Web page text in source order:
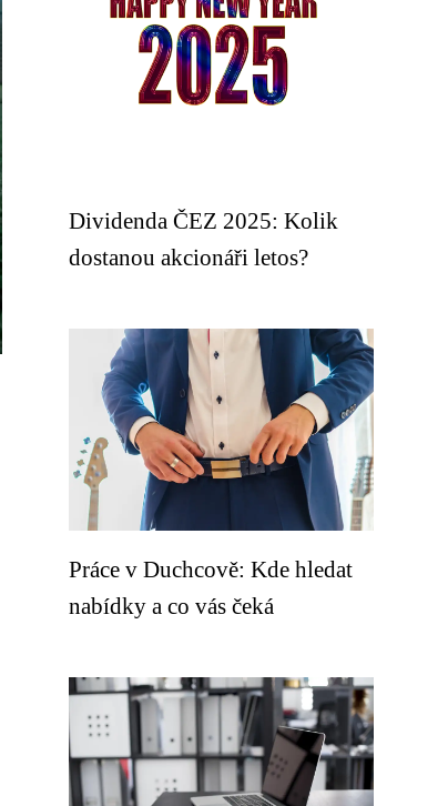
Dividenda ČEZ 2025: Kolik
dostanou akcionáři letos?
Práce v Duchcově: Kde hledat
nabídky a co vás čeká